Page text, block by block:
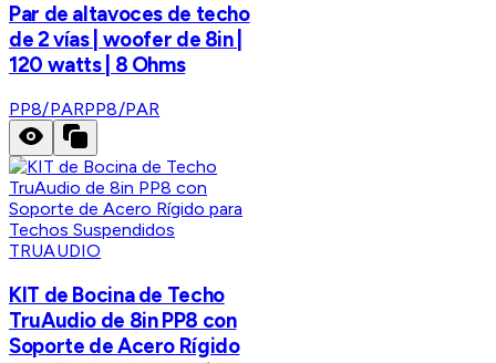
Par de altavoces de techo
de 2 vías | woofer de 8in |
120 watts | 8 Ohms
PP8/PARPP8/PAR
TRUAUDIO
KIT de Bocina de Techo
TruAudio de 8in PP8 con
Soporte de Acero Rígido